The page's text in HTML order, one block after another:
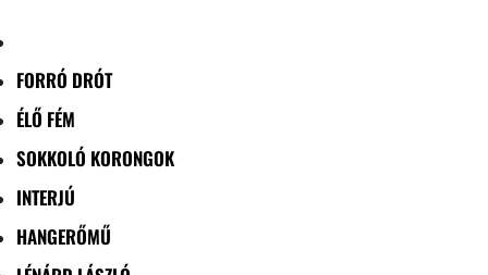
FORRÓ DRÓT
ÉLŐ FÉM
SOKKOLÓ KORONGOK
INTERJÚ
HANGERŐMŰ